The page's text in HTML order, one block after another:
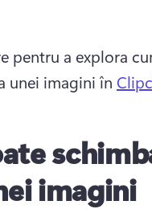
pentru a explora
unei imagini în
imagini